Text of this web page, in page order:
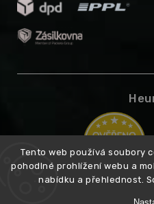
Tento web používá soubory
pohodlné prohlížení webu a
nabídku a přehlednost.